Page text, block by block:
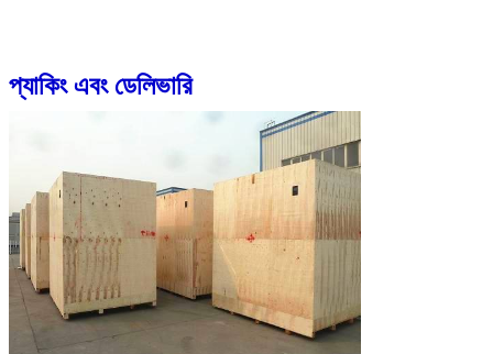
প্যাকিং এবং ডেলিভারি